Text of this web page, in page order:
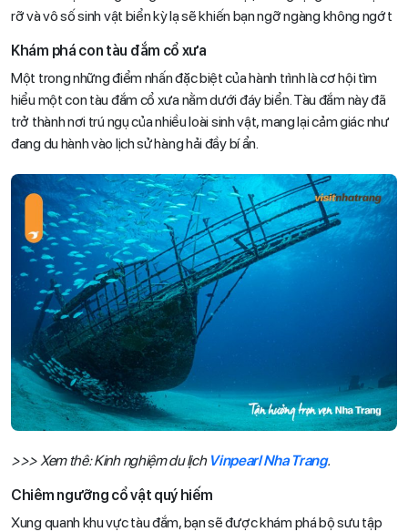
rỡ và vô số sinh vật biển kỳ lạ sẽ khiến bạn ngỡ ngàng không ngớt
Khám phá con tàu đắm cổ xưa
Một trong những điểm nhấn đặc biệt của hành trình là cơ hội tìm
hiểu một con tàu đắm cổ xưa nằm dưới đáy biển. Tàu đắm này đã
trở thành nơi trú ngụ của nhiều loài sinh vật, mang lại cảm giác như
đang du hành vào lịch sử hàng hải đầy bí ẩn.
>>> Xem thê: Kinh nghiệm du lịch Vinpearl Nha Trang.
Chiêm ngưỡng cổ vật quý hiếm
Xung quanh khu vực tàu đắm, bạn sẽ được khám phá bộ sưu tập